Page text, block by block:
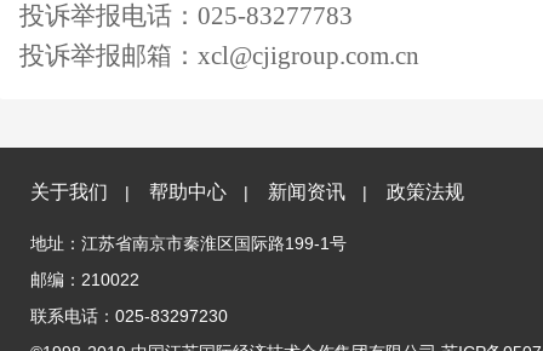
投诉举报电话： 025-83277783
投诉举报邮箱： xcl@cjigroup.com.cn
关于我们 | 帮助中心 | 新闻资讯 | 政策法规
地址：江苏省南京市秦淮区国际路199-1号
邮编：210022
联系电话：025-83297230